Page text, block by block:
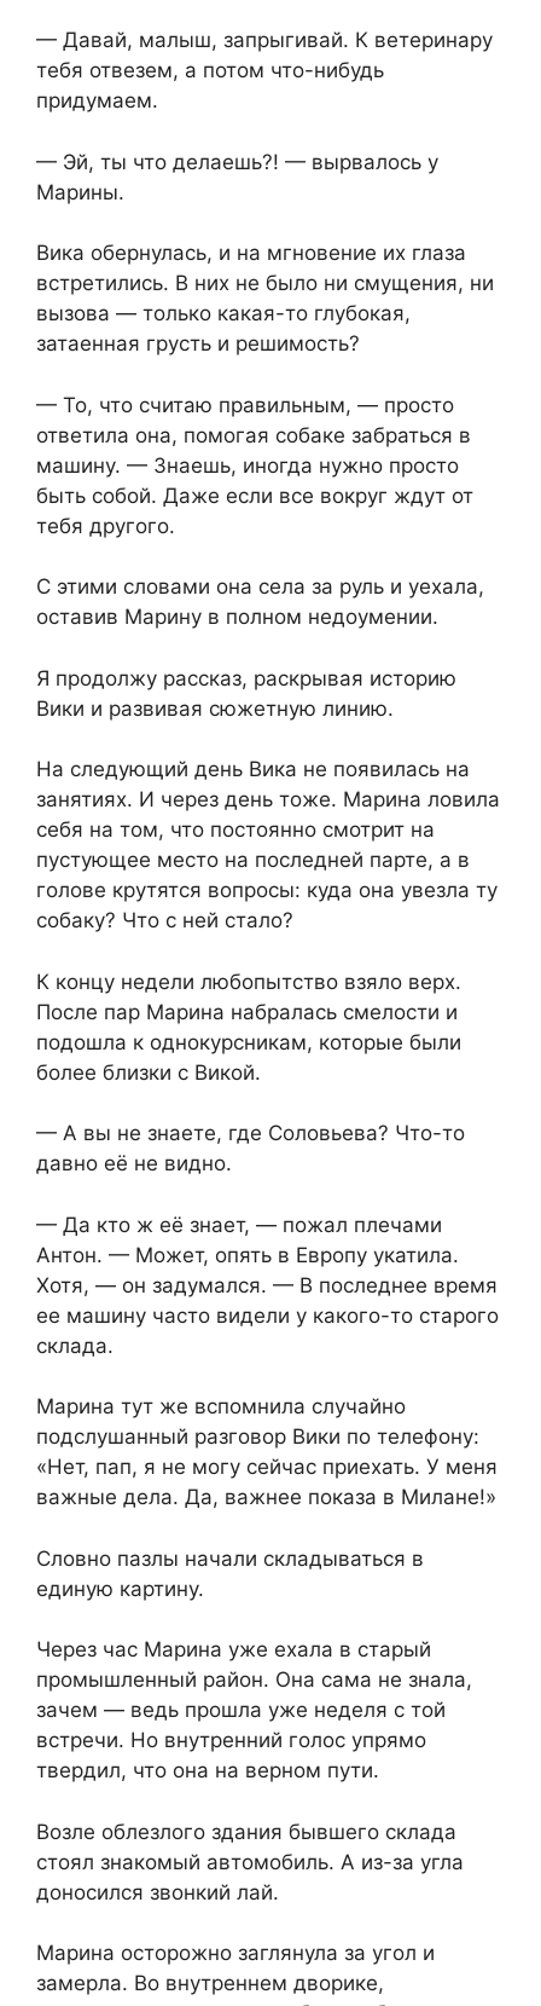
— Давай, малыш, запрыгивай. К ветеринару
тебя отвезем, а потом что-нибудь
придумаем.
— Эй, ты что делаешь?! — вырвалось у
Марины.
Вика обернулась, и на мгновение их глаза
встретились. В них не было ни смущения, ни
вызова — только какая-то глубокая,
затаенная грусть и решимость?
— То, что считаю правильным, — просто
ответила она, помогая собаке забраться в
машину. — Знаешь, иногда нужно просто
быть собой. Даже если все вокруг ждут от
тебя другого.
С этими словами она села за руль и уехала,
оставив Марину в полном недоумении.
Я продолжу рассказ, раскрывая историю
Вики и развивая сюжетную линию.
На следующий день Вика не появилась на
занятиях. И через день тоже. Марина ловила
себя на том, что постоянно смотрит на
пустующее место на последней парте, а в
голове крутятся вопросы: куда она увезла ту
собаку? Что с ней стало?
К концу недели любопытство взяло верх.
После пар Марина набралась смелости и
подошла к однокурсникам, которые были
более близки с Викой.
— А вы не знаете, где Соловьева? Что-то
давно её не видно.
— Да кто ж её знает, — пожал плечами
Антон. — Может, опять в Европу укатила.
Хотя, — он задумался. — В последнее время
ее машину часто видели у какого-то старого
склада.
Марина тут же вспомнила случайно
подслушанный разговор Вики по телефону:
«Нет, пап, я не могу сейчас приехать. У меня
важные дела. Да, важнее показа в Милане!»
Словно пазлы начали складываться в
единую картину.
Через час Марина уже ехала в старый
промышленный район. Она сама не знала,
зачем — ведь прошла уже неделя с той
встречи. Но внутренний голос упрямо
твердил, что она на верном пути.
Возле облезлого здания бывшего склада
стоял знакомый автомобиль. А из-за угла
доносился звонкий лай.
Марина осторожно заглянула за угол и
замерла. Во внутреннем дворике,